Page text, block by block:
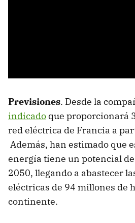
Previsiones. Desde la
indicado que proporcionará
red eléctrica de Francia a
Además, han estimado que
energía tiene un potencial
2050, llegando a abastecer
eléctricas de 94 millones de
continente.